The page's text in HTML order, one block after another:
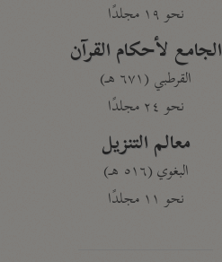
نحو ١٩ مجلدًا
الجامع لأحكام القرآن
القرطبي (٦٧١ هـ)
نحو ٢٤ مجلدًا
معالم التنزيل
البغوي (٥١٦ هـ)
نحو ١١ مجلدًا